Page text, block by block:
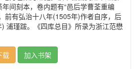
间刻本，卷内题有“邑后学曹荃重编
前有弘治十八年(1505年)作者自序，后
浦瑾跋。《四库总目》所录为浙江范懋
载 加入书架